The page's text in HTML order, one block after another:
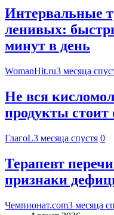
Интервальные
ленивых:
минут в день
WomanHit.ru3 месяца
Не вся
продукты стоит
ГлагоL3 месяца спустя 0
Терапевт
признаки
Чемпионат.com3 месяца